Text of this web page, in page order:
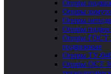
Опоры
Опоры
Опоры
Опоры
Опоры ГОСТ
подвижные
Опоры ТУ-
Опоры ОСТ